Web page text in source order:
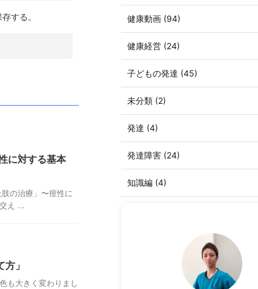
する。
に対する基本
の治療」〜痙性に
え ...
」
も大きく変わりまし
健康動画 (94)
健康経営 (24)
子どもの発達 (45)
未分類 (2)
発達 (4)
発達障害 (24)
知識編 (4)